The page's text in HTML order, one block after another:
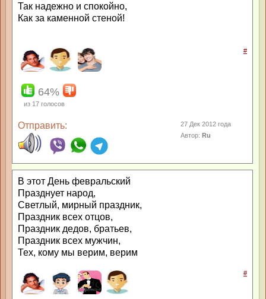
Так надежно и спокойно,
Как за каменной стеной!
#
64%
из 17 голосов
Отправить:
27 Дек 2012 года
Автор:Ru
В этот День февральский
Празднует народ,
Светлый, мирный праздник,
Праздник всех отцов,
Праздник дедов, братьев,
Праздник всех мужчин,
Тех, кому мы верим, верим
#